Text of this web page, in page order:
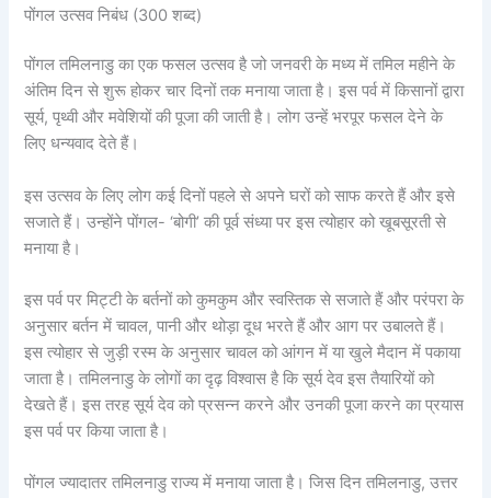
पोंगल उत्सव निबंध (300 शब्द)
पोंगल तमिलनाडु का एक फसल उत्सव है जो जनवरी के मध्य में तमिल महीने के
अंतिम दिन से शुरू होकर चार दिनों तक मनाया जाता है। इस पर्व में किसानों द्वारा
सूर्य, पृथ्वी और मवेशियों की पूजा की जाती है। लोग उन्हें भरपूर फसल देने के
लिए धन्यवाद देते हैं।
इस उत्सव के लिए लोग कई दिनों पहले से अपने घरों को साफ करते हैं और इसे
सजाते हैं। उन्होंने पोंगल- ‘बोगी’ की पूर्व संध्या पर इस त्योहार को खूबसूरती से
मनाया है।
इस पर्व पर मिट्टी के बर्तनों को कुमकुम और स्वस्तिक से सजाते हैं और परंपरा के
अनुसार बर्तन में चावल, पानी और थोड़ा दूध भरते हैं और आग पर उबालते हैं।
इस त्योहार से जुड़ी रस्म के अनुसार चावल को आंगन में या खुले मैदान में पकाया
जाता है। तमिलनाडु के लोगों का दृढ़ विश्वास है कि सूर्य देव इस तैयारियों को
देखते हैं। इस तरह सूर्य देव को प्रसन्न करने और उनकी पूजा करने का प्रयास
इस पर्व पर किया जाता है।
पोंगल ज्यादातर तमिलनाडु राज्य में मनाया जाता है। जिस दिन तमिलनाडु, उत्तर